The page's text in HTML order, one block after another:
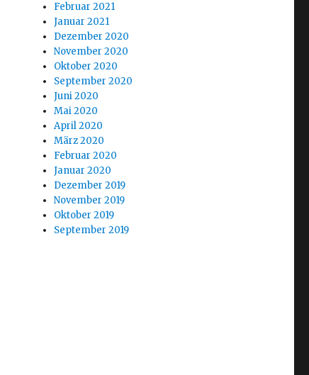
Februar 2021
Januar 2021
Dezember 2020
November 2020
Oktober 2020
September 2020
Juni 2020
Mai 2020
April 2020
März 2020
Februar 2020
Januar 2020
Dezember 2019
November 2019
Oktober 2019
September 2019